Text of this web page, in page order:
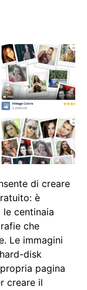
di creare
è
centinaia
che
Le immagini
disk
pagina
creare il